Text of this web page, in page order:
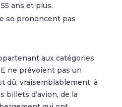
ans et plus.
se prononcent pas
aux catégories
ne prévoient pas un
dû, vraisemblablement, à
billets d’avion, de la